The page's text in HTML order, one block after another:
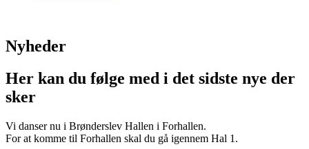
Nyheder
Her kan du følge med i det sidste nye der
sker
Vi danser nu i Brønderslev Hallen i Forhallen.
For at komme til Forhallen skal du gå igennem Hal 1.